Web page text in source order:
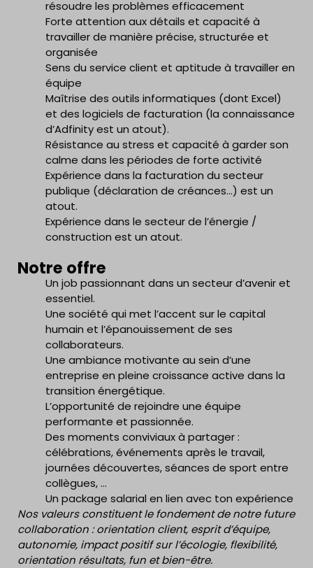
résoudre les problèmes efficacement
Forte attention aux détails et capacité à
travailler de manière précise, structurée et
organisée
Sens du service client et aptitude à travailler en
équipe
Maîtrise des outils informatiques (dont Excel)
et des logiciels de facturation (la connaissance
d’Adfinity est un atout).
Résistance au stress et capacité à garder son
calme dans les périodes de forte activité
Expérience dans la facturation du secteur
publique (déclaration de créances…) est un
atout.
Expérience dans le secteur de l’énergie /
construction est un atout.
Notre offre
Un job passionnant dans un secteur d’avenir et
essentiel.
Une société qui met l’accent sur le capital
humain et l’épanouissement de ses
collaborateurs.
Une ambiance motivante au sein d’une
entreprise en pleine croissance active dans la
transition énergétique.
L’opportunité de rejoindre une équipe
performante et passionnée.
Des moments conviviaux à partager :
célébrations, événements après le travail,
journées découvertes, séances de sport entre
collègues, …
Un package salarial en lien avec ton expérience
Nos valeurs constituent le fondement de notre future
collaboration : orientation client, esprit d’équipe,
autonomie, impact positif sur l’écologie, flexibilité,
orientation résultats, fun et bien-être.